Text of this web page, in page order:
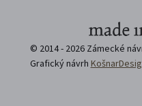
© 2014 - 2026 Zámecké
Grafický návrh